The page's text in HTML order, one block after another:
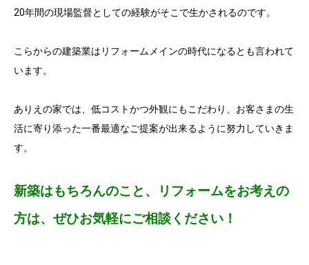
20年間の現場監督としての経験がそこで生かされるのです。
こらからの建築業はリフォームメインの時代になるとも言われて
います。
ありえの家では、低コストかつ外観にもこだわり、お客さまの生
活に寄り添った一番最適なご提案が出来るように努力していきま
す。
新築はもちろんのこと、リフォームをお考えの
方は、ぜひお気軽にご相談ください！